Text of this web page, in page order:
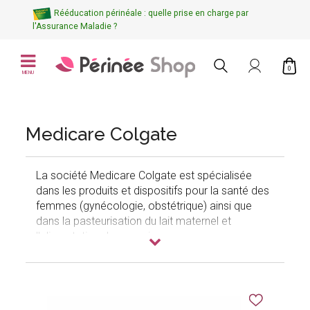
Rééducation périnéale : quelle prise en charge par
l'Assurance Maladie ?
MENU
0
Medicare Colgate
La société Medicare Colgate est spécialisée
dans les produits et dispositifs pour la santé des
femmes (gynécologie, obstétrique) ainsi que
dans la pasteurisation du lait maternel et
l'alimentation des nourrissons.